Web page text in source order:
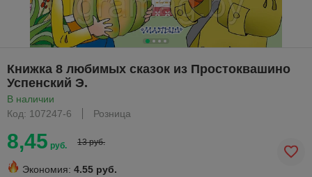
Книжка 8 любимых сказок из Простоквашино
Успенский Э.
В наличии
Код: 107247-6
Розница
8,45 руб. 13 руб.
Экономия: 4.55 руб.